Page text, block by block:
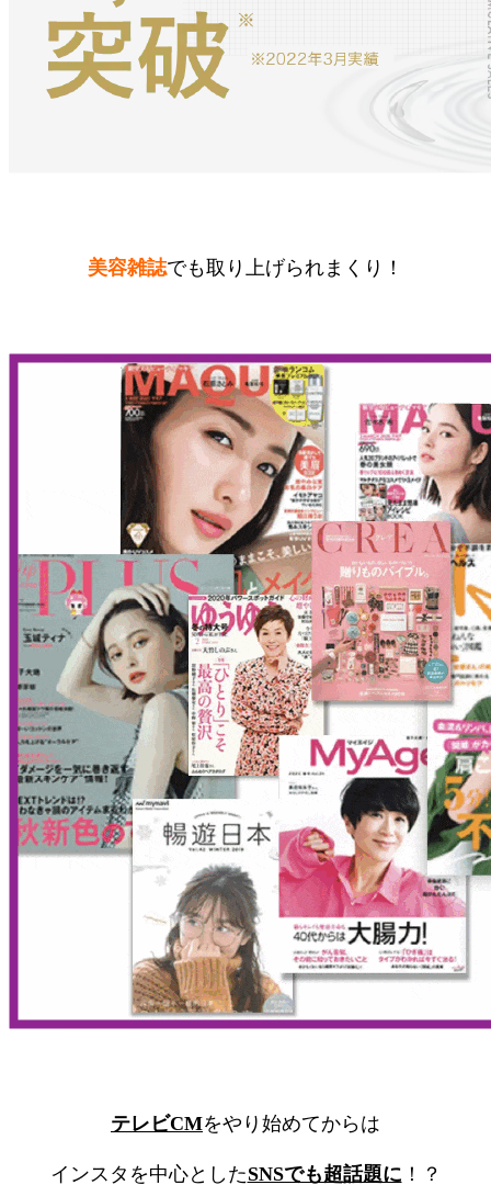
美容雑誌でも取り上げられまくり！
テレビCMをやり始めてからは
インスタを中心としたSNSでも超話題に ！？